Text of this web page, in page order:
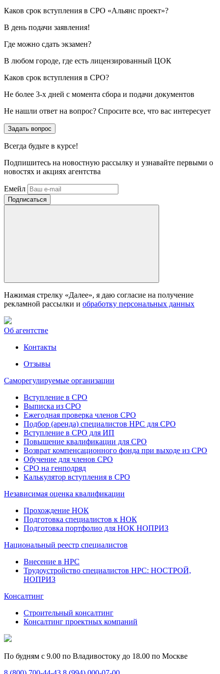
Каков срок вступления в СРО «Альянс проект»?
В день подачи заявления!
Где можно сдать экзамен?
В любом городе, где есть лицензированный ЦОК
Каков срок вступления в СРО?
Не более 3-х дней с момента сбора и подачи документов
Не нашли ответ на вопрос? Спросите все, что вас интересует
Задать вопрос
Всегда будьте в курсе!
Подпишитесь на новостную рассылку и узнавайте первыми о
новостях и акциях агентства
Емейл
Нажимая стрелку «Далее», я даю согласие на получение
рекламной рассылки и обработку персональных данных
Об агентстве
Контакты
Отзывы
Саморегулируемые организации
Вступление в СРО
Выписка из СРО
Ежегодная проверка членов СРО
Подбор (аренда) специалистов НРС для СРО
Вступление в СРО для ИП
Повышение квалификации для СРО
Возврат компенсационного фонда при выходе из СРО
Обучение для членов СРО
СРО на генподряд
Калькулятор вступления в СРО
Независимая оценка квалификации
Прохождение НОК
Подготовка специалистов к НОК
Подготовка портфолио для НОК НОПРИЗ
Национальный реестр специалистов
Внесение в НРС
Трудоустройство специалистов НРС: НОСТРОЙ,
НОПРИЗ
Консалтинг
Строительный консалтинг
Консалтинг проектных компаний
По будням с 9.00 по Владивостоку до 18.00 по Москве